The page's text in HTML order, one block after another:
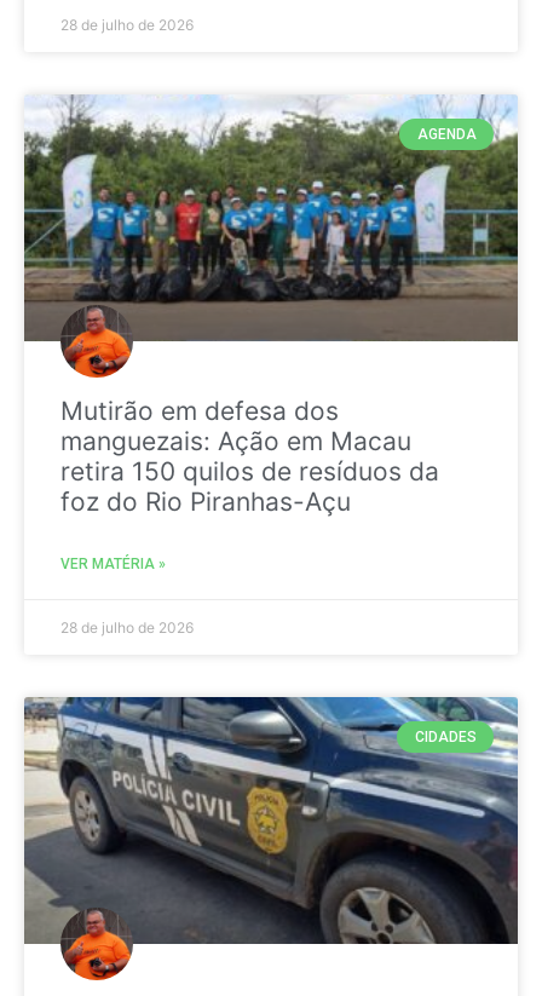
28 de julho de 2026
AGENDA
Mutirão em defesa dos
manguezais: Ação em Macau
retira 150 quilos de resíduos da
foz do Rio Piranhas-Açu
VER MATÉRIA »
28 de julho de 2026
CIDADES